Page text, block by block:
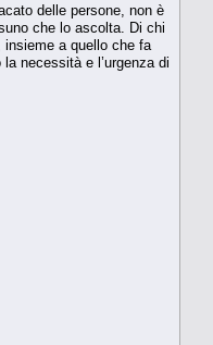
delle persone, non è
che lo ascolta. Di chi
insieme a quello che fa
necessità e l’urgenza di